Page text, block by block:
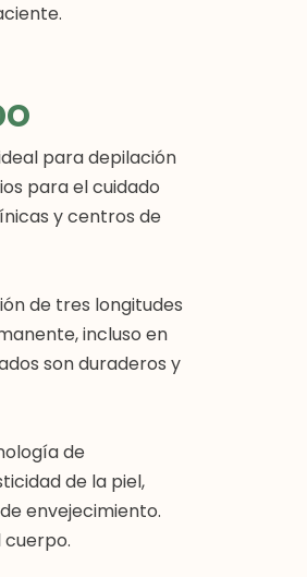
para depilación
para el cuidado
y centros de
de tres longitudes
incluso en
son duraderos y
de
de la piel,
envejecimiento.